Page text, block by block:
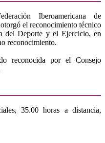
Iberoamericana de
el reconocimiento técnico
del Deporte y el Ejercicio, en
reconocimiento.
reconocida por el Consejo
35.00 horas a distancia,